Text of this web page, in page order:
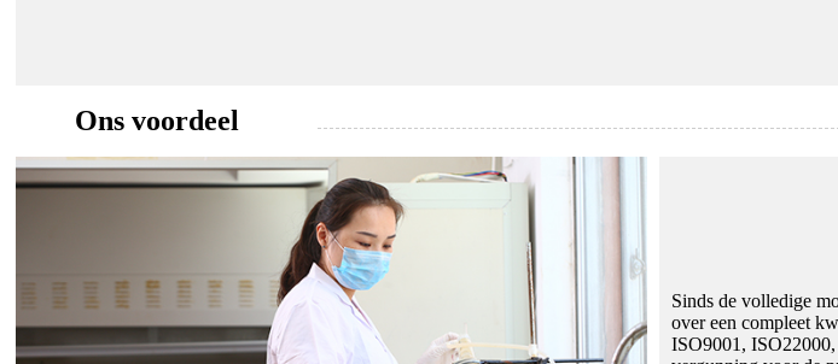
Ons voordeel
Sinds de volledige
over een compleet
ISO9001, ISO22000,